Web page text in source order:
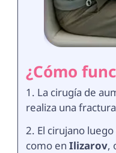
¿Cómo
1. La cirugía de
realiza una
2. El cirujano
como enIlizarov,